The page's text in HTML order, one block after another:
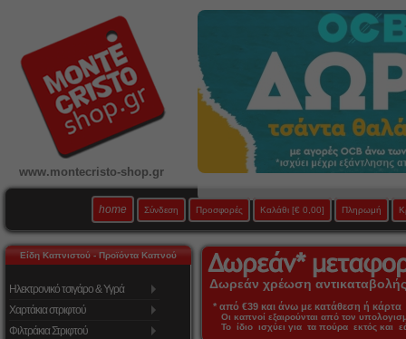
www.montecristo-shop.gr
home Σύνδεση Προσφορές Καλάθι [€ 0,00] Πληρωμή
Είδη Καπνιστού - Προϊόντα Καπνού
Ηλεκτρονικό τσιγάρο & Υγρά
Χαρτάκια στριφτού
Φιλτράκια Στριφτού
Δωρεάν χρέωση
* από €39 και άνω με κατάθεση ή
Οι καπνοί εξαιρούνται από τον
Το ίδιο ισχύει για τα πούρα εκτός και